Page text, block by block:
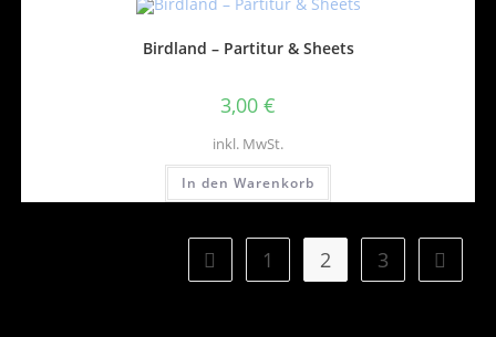
Birdland – Partitur & Sheets
3,00 €
inkl. MwSt.
In den Warenkorb
1 2 3